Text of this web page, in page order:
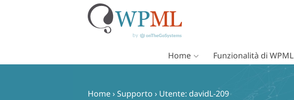
Home Funzionalità di WPML
Home›Supporto › Utente: davidL-209